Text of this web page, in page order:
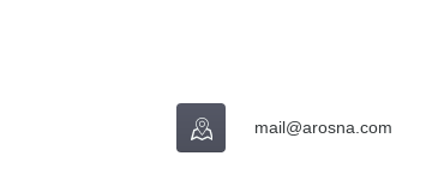
mail@arosna.com